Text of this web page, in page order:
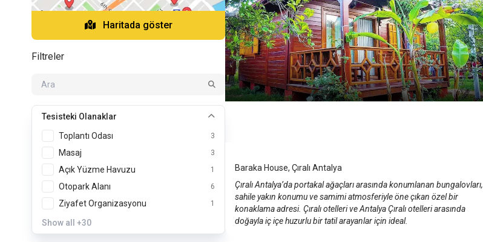
Haritada göster
Filtreler
Tesisteki Olanaklar
Toplantı Odası
3
Masaj 3
Açık Yüzme Havuzu 1
Otopark Alanı 6
Ziyafet Organizasyonu 1
Show all +30
Baraka House, Çıralı Antalya
Çıralı Antalya’da portakal ağaçları arasında konumlanan bungalovları,
sahile yakın konumu ve samimi atmosferiyle öne çıkan özel bir
konaklama adresi. Çıralı otelleri ve Antalya Çıralı otelleri arasında
doğayla iç içe huzurlu bir tatil arayanlar için ideal.